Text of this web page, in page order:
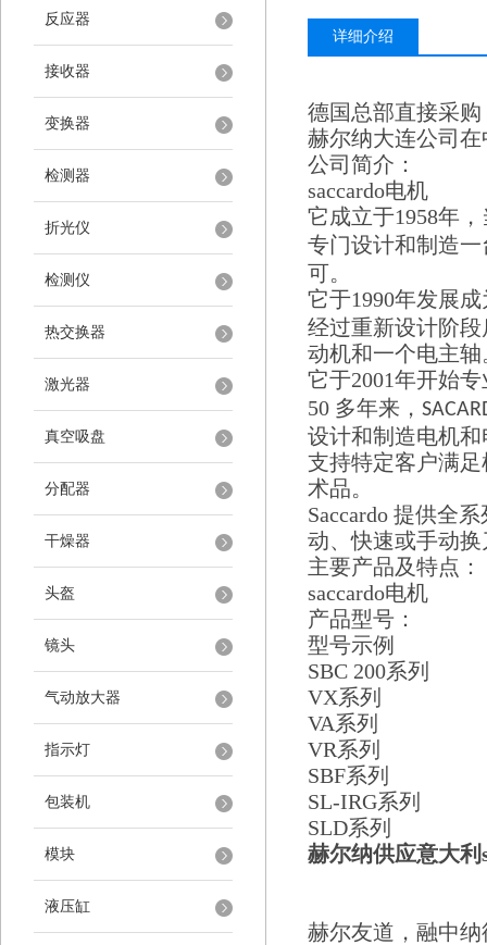
反应器
接收器
变换器
检测器
折光仪
检测仪
热交换器
激光器
真空吸盘
分配器
干燥器
头盔
镜头
气动放大器
指示灯
包装机
模块
液压缸
详细介绍
德国总部直接采
赫尔纳大连公司
公司简介：
saccardo电机
它成立于1958年，
专门设计和制造一
可。
它于1990年发展成
经过重新设计阶
动机和一个电主轴
它于2001年开始
50 多年来，
设计和制造电机
支持特定客户满
术品。
Saccardo 提供全系
动、快速或手动
主要产品及特点：
saccardo电机
产品型号：
型号示例
SBC 200系列
VX系列
VA系列
VR系列
SBF系列
SL-IRG系列
SLD系列
赫尔纳供应意大利
赫尔友道，融中纳